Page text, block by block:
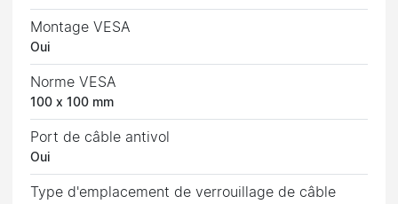
Montage VESA
Oui
Norme VESA
100 x 100 mm
Port de câble antivol
Oui
Type d'emplacement de verrouillage de câble